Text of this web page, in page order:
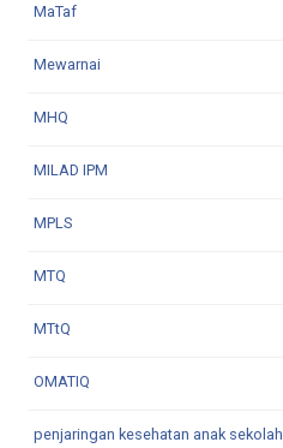
MaTaf
Mewarnai
MHQ
MILAD IPM
MPLS
MTQ
MTtQ
OMATIQ
penjaringan kesehatan anak sekolah